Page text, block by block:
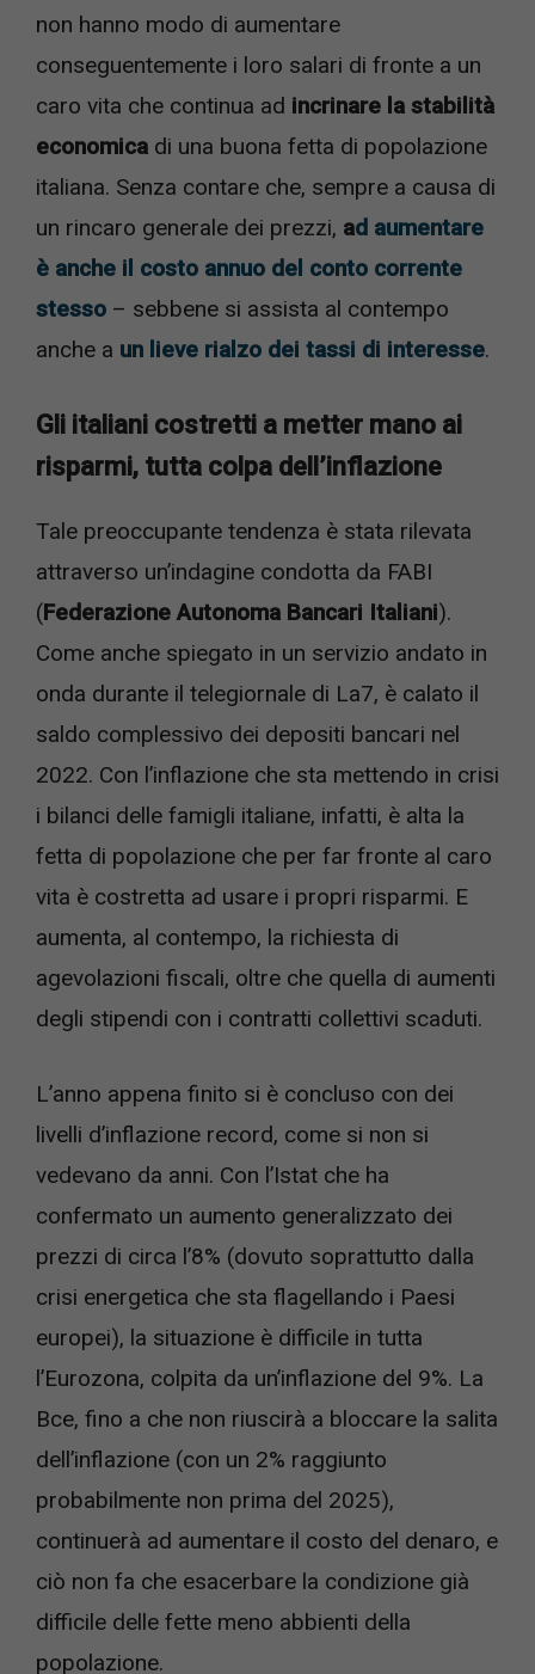
non hanno modo di aumentare
conseguentemente i loro salari di fronte a un
caro vita che continua ad incrinare la stabilità
economica di una buona fetta di popolazione
italiana. Senza contare che, sempre a causa di
un rincaro generale dei prezzi, ad aumentare
è anche il costo annuo del conto corrente
stesso – sebbene si assista al contempo
anche a un lieve rialzo dei tassi di interesse.
Gli italiani costretti a metter mano ai
risparmi, tutta colpa dell’inflazione
Tale preoccupante tendenza è stata rilevata
attraverso un’indagine condotta da FABI
(Federazione Autonoma Bancari Italiani).
Come anche spiegato in un servizio andato in
onda durante il telegiornale di La7, è calato il
saldo complessivo dei depositi bancari nel
2022. Con l’inflazione che sta mettendo in crisi
i bilanci delle famigli italiane, infatti, è alta la
fetta di popolazione che per far fronte al caro
vita è costretta ad usare i propri risparmi. E
aumenta, al contempo, la richiesta di
agevolazioni fiscali, oltre che quella di aumenti
degli stipendi con i contratti collettivi scaduti.
L’anno appena finito si è concluso con dei
livelli d’inflazione record, come si non si
vedevano da anni. Con l’Istat che ha
confermato un aumento generalizzato dei
prezzi di circa l’8% (dovuto soprattutto dalla
crisi energetica che sta flagellando i Paesi
europei), la situazione è difficile in tutta
l’Eurozona, colpita da un’inflazione del 9%. La
Bce, fino a che non riuscirà a bloccare la salita
dell’inflazione (con un 2% raggiunto
probabilmente non prima del 2025),
continuerà ad aumentare il costo del denaro, e
ciò non fa che esacerbare la condizione già
difficile delle fette meno abbienti della
popolazione.